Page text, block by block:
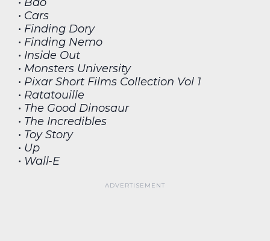
• Cars
• Finding Dory
• Finding Nemo
• Inside Out
• Monsters University
• Pixar Short Films Collection Vol 1
• Ratatouille
• The Good Dinosaur
• The Incredibles
• Toy Story
• Up
• Wall-E